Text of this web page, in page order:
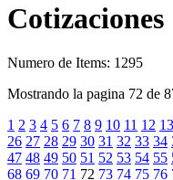
Cotizaciones
Numero de Items: 1295
Mostrando la pagina 72 de
1 2 3 4 5 6 7 8 9 10 11 12 13
26 27 28 29 30 31 32 33 34
47 48 49 50 51 52 53 54 55
68 69 70 71 72 73 74 75 76